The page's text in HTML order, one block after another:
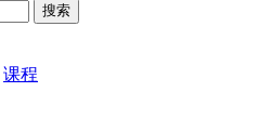
搜索
课程